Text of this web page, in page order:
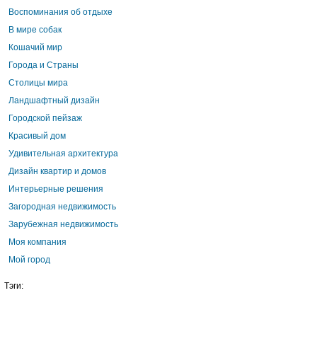
Воспоминания об отдыхе
В мире собак
Кошачий мир
Города и Страны
Столицы мира
Ландшафтный дизайн
Городской пейзаж
Красивый дом
Удивительная архитектура
Дизайн квартир и домов
Интерьерные решения
Загородная недвижимость
Зарубежная недвижимость
Моя компания
Мой город
Тэги: